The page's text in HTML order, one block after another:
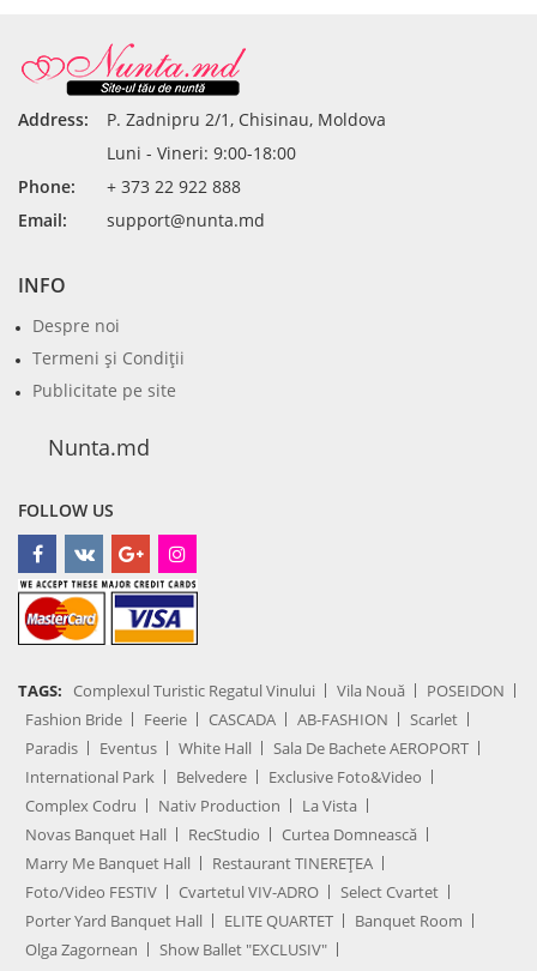
Address:
P. Zadnipru 2/1, Chisinau, Moldova
Luni - Vineri: 9:00-18:00
Phone:
+ 373 22 922 888
Email:
support@nunta.md
INFO
Despre noi
Termeni şi Condiţii
Publicitate pe site
Nunta.md
FOLLOW US
TAGS: Complexul Turistic Regatul Vinului Vila Nouă
POSEIDON
Fashion Bride
Feerie CASCADA AB-FASHION
Scarlet
Paradis
Eventus White Hall
Sala De Bachete AEROPORT
International Park
Belvedere
Exclusive Foto&Video
Complex Codru
Nativ Production
La Vista
Novas Banquet Hall
RecStudio
Curtea Domnească
Marry Me Banquet Hall
Restaurant TINEREȚEA
Foto/Video FESTIV
Cvartetul VIV-ADRO
Select Cvartet
Porter Yard Banquet Hall
ELITE QUARTET
Banquet Room
Olga Zagornean
Show Ballet "EXCLUSIV"